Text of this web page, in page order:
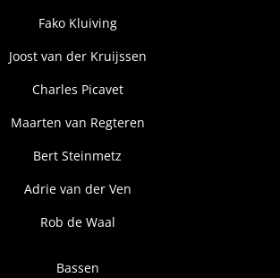
Fako Kluiving
Joost van der Kruijssen
Charles Picavet
Maarten van Regteren
Bert Steinmetz
Adrie van der Ven
Rob de Waal
Bassen